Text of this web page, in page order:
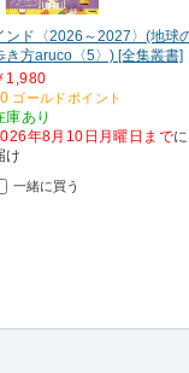
一緒に買う
ンド〈2026～2027〉(地球
き方aruco〈5〉) [全集叢書]
1,980
ゴールドポイント
庫あり
年8月10日月曜日まで
け